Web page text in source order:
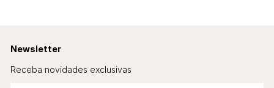
Newsletter
Receba novidades exclusivas